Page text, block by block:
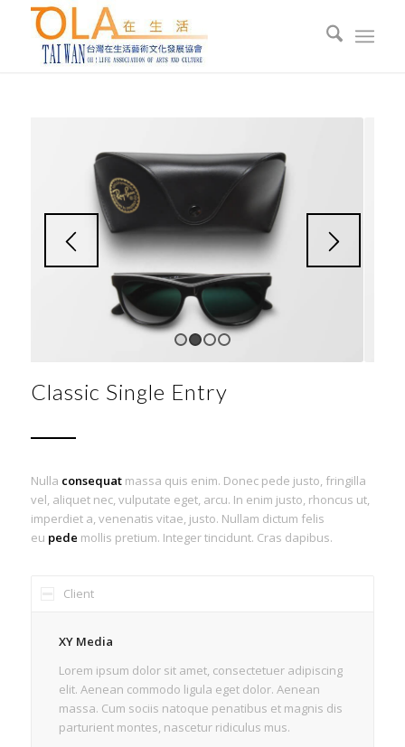
Classic Single Entry
Nulla consequatmassa quis enim. Donec pede justo, fringilla
vel, aliquet nec, vulputate eget, arcu. In enim justo, rhoncus ut,
imperdiet a, venenatis vitae, justo. Nullam dictum felis
eu pede mollis pretium. Integer tincidunt. Cras dapibus.
Client
XY Media
Lorem ipsum dolor sit amet, consectetuer adipiscing
elit. Aenean commodo ligula eget dolor. Aenean
massa. Cum sociis natoque penatibus et magnis dis
parturient montes, nascetur ridiculus mus.